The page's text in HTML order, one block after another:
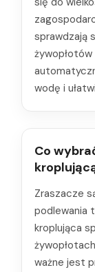
sprawdzają
żywopłotów
wodę i
Co
Zraszacze
podlewania
kroplująca
ważne jest